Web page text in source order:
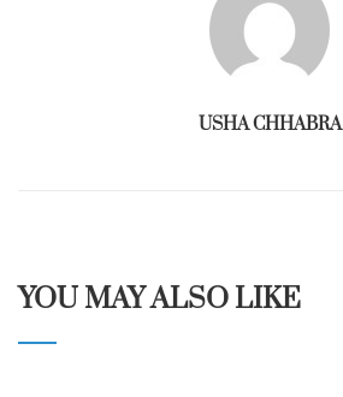
USHA CHHABRA
YOU MAY ALSO LIKE